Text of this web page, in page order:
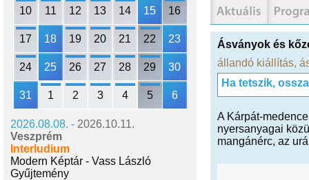
10 11 12 13 14 15 16
17 18 19 20 21 22 23
24 25 26 27 28 29 30
31 1 2 3 4 5 6
2026.08.08. - 2026.10.11.
Veszprém
Interludium
Modern Képtár - Vass László
Gyűjtemény
Ásványok és
állandó kiállítás,
Ha tetszik,
A Kárpát-
nyersanyagai
mangánérc, az